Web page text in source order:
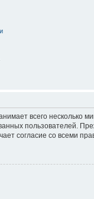
всего
пользователей.
согласие со всеми